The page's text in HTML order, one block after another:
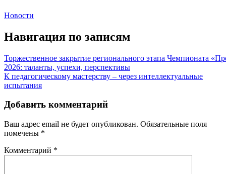
Новости
Навигация по записям
Торжественное закрытие регионального этапа Чемпионата
2026: таланты, успехи, перспективы
К педагогическому мастерству – через интеллектуальные
испытания
Добавить комментарий
Ваш адрес email не будет опубликован. Обязательные поля
помечены *
Комментарий *